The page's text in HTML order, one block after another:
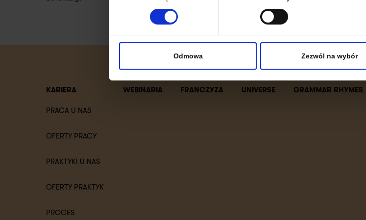
Odmowa Zezwól na wybór
KARIERA
PRACA U NAS
OFERTY PRACY
PRAKTYKI U NAS
OFERTY PRAKTYK
PROCES
WEBINARIA FRANCZYZA UNIVERSE GRAMMAR RHYMES